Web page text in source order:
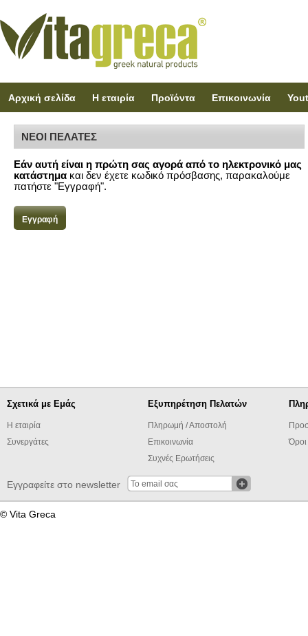
Αρχική σελίδα Η εταιρία Προϊόντα Επικοινωνία
ΝΕΟΙ ΠΕΛΑΤΕΣ
Εάν αυτή είναι η πρώτη σας αγορά από το ηλεκτρονικό μας
κατάστημα και δεν έχετε κωδικό πρόσβασης, παρακαλούμε
πατήστε "Εγγραφή".
Σχετικά με Εμάς
Η εταιρία
Συνεργάτες
Εξυπηρέτηση Πελατών
Πληρωμή / Αποστολή
Επικοινωνία
Συχνές Ερωτήσεις
Εγγραφείτε στο newsletter
© Vita Greca